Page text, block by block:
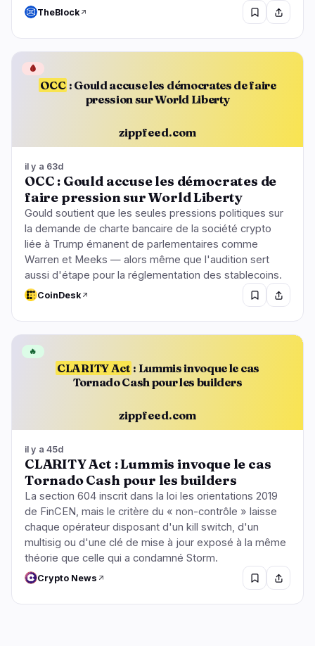
TheBlock
OCC : Gould accuse les démocrates de faire
pression sur World Liberty
zippfeed.com
🩸
il y a 63d
OCC : Gould accuse les démocrates de
faire pression sur World Liberty
Gould soutient que les seules pressions politiques sur
la demande de charte bancaire de la société crypto
liée à Trump émanent de parlementaires comme
Warren et Meeks — alors même que l'audition sert
aussi d'étape pour la réglementation des stablecoins.
CoinDesk
CLARITY Act : Lummis invoque le cas
Tornado Cash pour les builders
zippfeed.com
🔥
il y a 45d
CLARITY Act : Lummis invoque le cas
Tornado Cash pour les builders
La section 604 inscrit dans la loi les orientations 2019
de FinCEN, mais le critère du « non-contrôle » laisse
chaque opérateur disposant d'un kill switch, d'un
multisig ou d'une clé de mise à jour exposé à la même
théorie que celle qui a condamné Storm.
Crypto News